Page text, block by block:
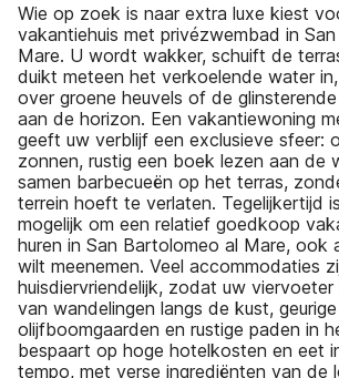
Wie op zoek is naar extra luxe kiest
vakantiehuis met privézwembad in
Mare. U wordt wakker, schuift de
duikt meteen het verkoelende water
over groene heuvels of de
aan de horizon. Een vakantiewoning
geeft uw verblijf een exclusieve sfeer:
zonnen, rustig een boek lezen aan de
samen barbecueën op het terras,
terrein hoeft te verlaten. Tegelijkertijd
mogelijk om een relatief goedkoop
huren in San Bartolomeo al Mare, ook
wilt meenemen. Veel accommodaties
huisdiervriendelijk, zodat uw
van wandelingen langs de kust, geurige
olijfboomgaarden en rustige paden in
bespaart op hoge hotelkosten en eet
tempo, met verse ingrediënten van de